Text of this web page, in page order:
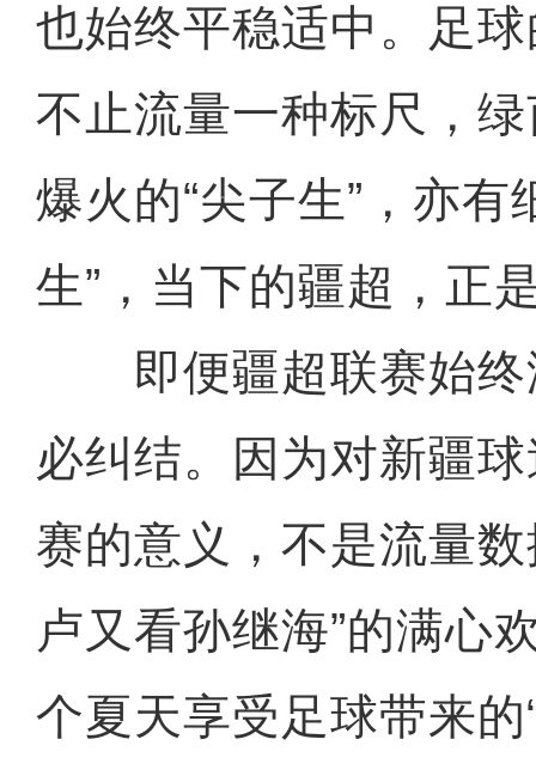
也始终平稳适中。足
不止流量一种标尺，
爆火的“尖子生”，亦有
生”，当下的疆超，正
即便疆超联赛始终
必纠结。因为对新疆
赛的意义，不是流量
卢又看孙继海”的满心
个夏天享受足球带来的